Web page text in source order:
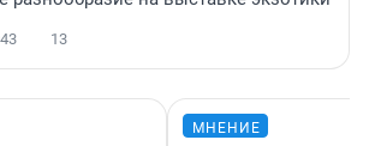
13
МНЕНИЕ